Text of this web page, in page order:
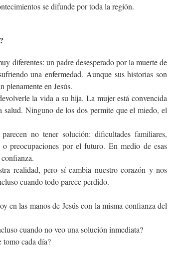
se difunde por toda la región.
diferentes: un padre desesperado por la muerte de
una enfermedad. Aunque sus historias son
plenamente en Jesús.
la vida a su hija. La mujer está convencida
salud. Ninguno de los dos permite que el miedo, el
no tener solución: dificultades familiares,
preocupaciones por el futuro. En medio de esas
realidad, pero sí cambia nuestro corazón y nos
cuando todo parece perdido.
en las manos de Jesús con la misma confianza del
cuando no veo una solución inmediata?
tomo cada día?